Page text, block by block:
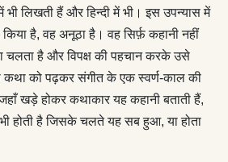
लिखती हैं और हिन्दी में भी। इस उपन्यास में
है, वह अनूठा है। वह सिर्फ़ कहानी नहीं
चलता है और विपक्ष की पहचान करके उसे
कथा को पढ़कर संगीत के एक स्वर्ण-काल की
खड़े होकर कथाकार यह कहानी बताती हैं,
होती है जिसके चलते यह सब हुआ, या होता